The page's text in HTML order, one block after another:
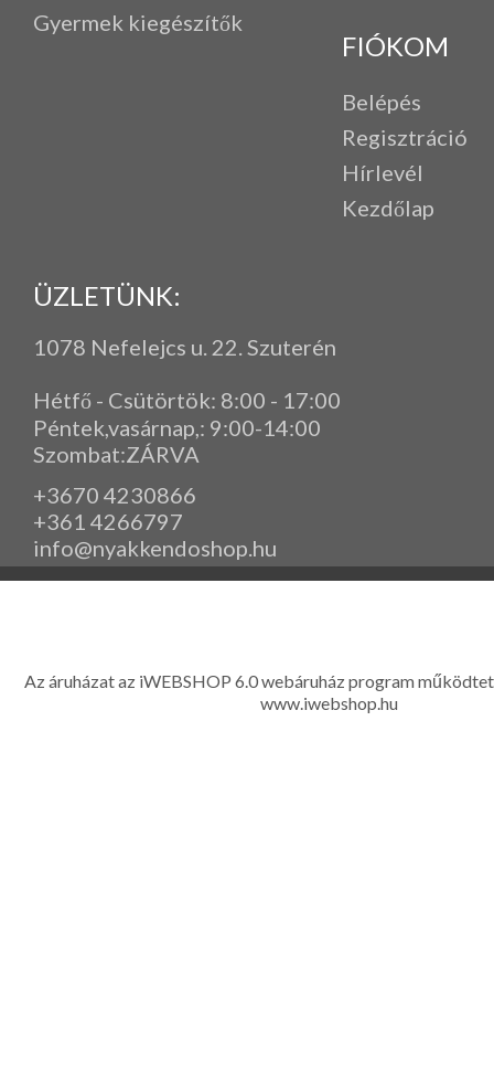
Gyermek kiegészítők
FIÓKOM
Belépés
Regisztráció
Hírlevél
Kezdőlap
ÜZLETÜNK:
1078 Nefelejcs u. 22. Szuterén
Hétfő - Csütörtök: 8:00 - 17:00
Péntek,vasárnap, : 9:00-14:00
Szombat:ZÁRVA
+3670 4230866
+361 4266797
info@nyakkendoshop.hu
Az áruházat az iWEBSHOP 6.0 webáruház program
www.iwebshop.hu